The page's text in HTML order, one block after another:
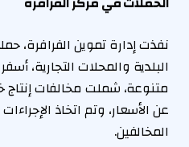
نفذت إدارة تموين الفرافرة،
متنوعة، شملت مخالفات إنتاج
عن الأسعار، وتم اتخاذ
المخالفين.